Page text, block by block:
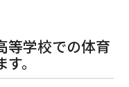
等学校での体育
。